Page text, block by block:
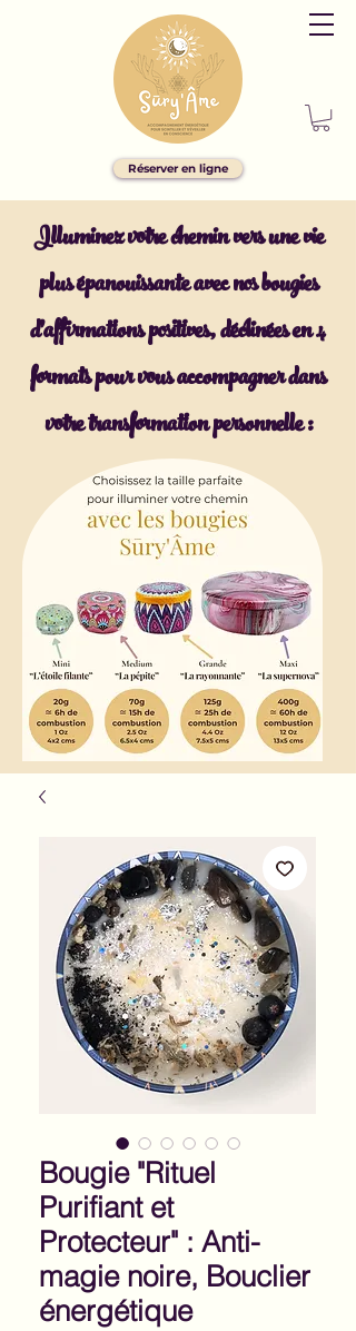
Réserver en ligne
Illuminez votre chemin vers une vie
plus épanouissante avec nos bougies
d'affirmations positives, déclinées en 4
formats pour vous accompagner dans
votre transformation personnelle :
Bougie "Rituel
Purifiant et
Protecteur" : Anti-
magie noire, Bouclier
énergétique